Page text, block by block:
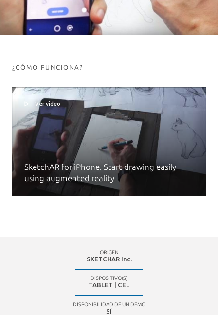
¿CÓMO FUNCIONA?
Ver video
SketchAR for iPhone. Start drawing easily
using augmented reality
ORIGEN
SKETCHAR Inc.
DISPOSITIVO(S)
TABLET | CEL
DISPONIBILIDAD DE UN DEMO
Sí